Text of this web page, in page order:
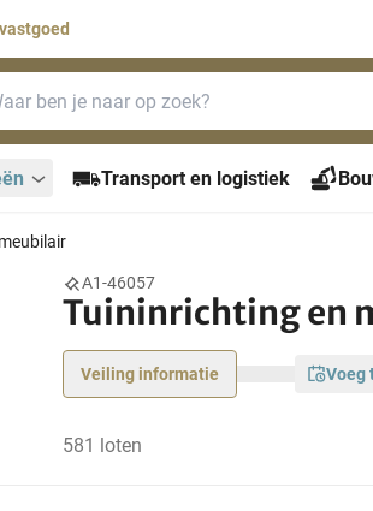
Transport en logistiek
A1-46057
Tuininrichting en
voeg
Veiling informatie
581 loten